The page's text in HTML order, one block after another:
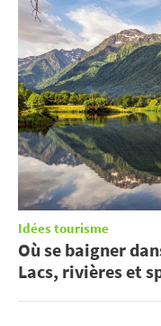
Idées tourisme
Où se baigner
Lacs, rivières et